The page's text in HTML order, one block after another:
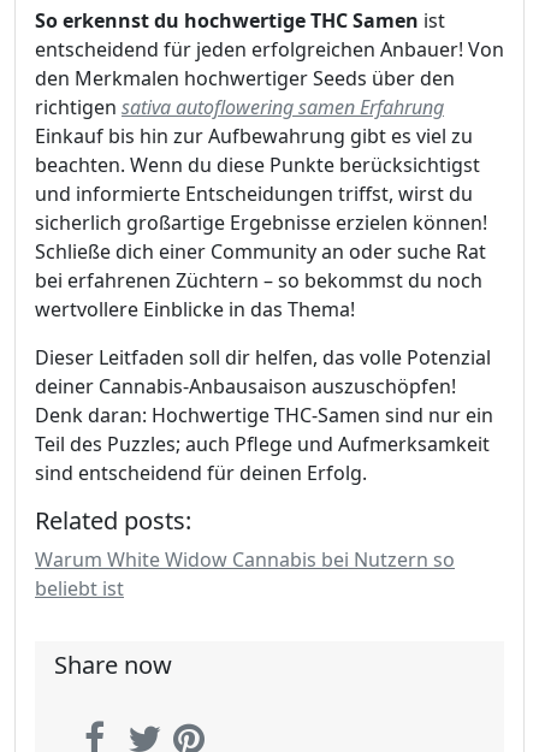
So erkennst du hochwertige THC Samen ist
entscheidend für jeden erfolgreichen Anbauer! Von
den Merkmalen hochwertiger Seeds über den
richtigen sativa autoflowering samen Erfahrung
Einkauf bis hin zur Aufbewahrung gibt es viel zu
beachten. Wenn du diese Punkte berücksichtigst
und informierte Entscheidungen triffst, wirst du
sicherlich großartige Ergebnisse erzielen können!
Schließe dich einer Community an oder suche Rat
bei erfahrenen Züchtern – so bekommst du noch
wertvollere Einblicke in das Thema!
Dieser Leitfaden soll dir helfen, das volle Potenzial
deiner Cannabis-Anbausaison auszuschöpfen!
Denk daran: Hochwertige THC-Samen sind nur ein
Teil des Puzzles; auch Pflege und Aufmerksamkeit
sind entscheidend für deinen Erfolg.
Related posts:
Warum White Widow Cannabis bei Nutzern so
beliebt ist
Share now